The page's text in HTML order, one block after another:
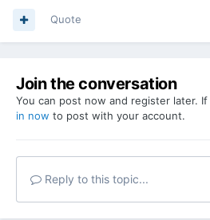
Quote
Join the conversation
You can post now and register later.
in now to post with your account.
Reply to this topic...